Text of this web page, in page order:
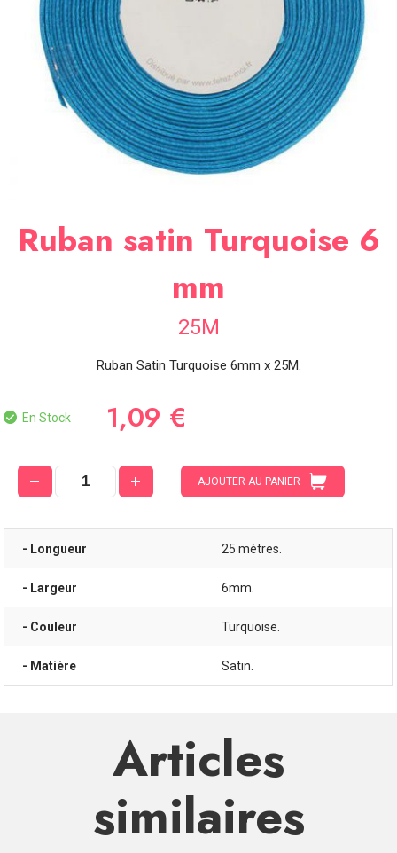
SOIRÉE
OCCASIONS
SPÉCIALES
Ruban satin Turquoise 6
mm
25M
Ruban Satin Turquoise 6mm x 25M.
En Stock 1,09 €
AJOUTER AU PANIER
- Longueur 25 mètres.
- Largeur 6mm.
- Couleur Turquoise.
- Matière Satin.
Articles
similaires